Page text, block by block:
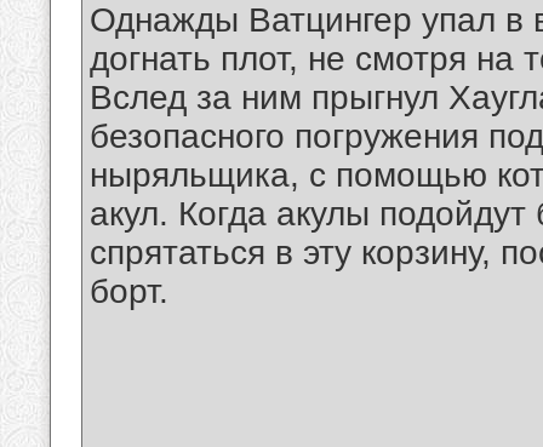
Однажды Ватцингер упал в
догнать плот, не смотря на
Вслед за ним прыгнул
безопасного погружения
ныряльщика, с помощью
акул. Когда акулы
спрятаться в эту корзину,
борт.